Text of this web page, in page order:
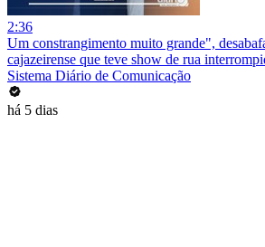
2:36
Um constrangimento muito grande",
cajazeirense que teve show de rua
Sistema Diário de Comunicação
há 5 dias